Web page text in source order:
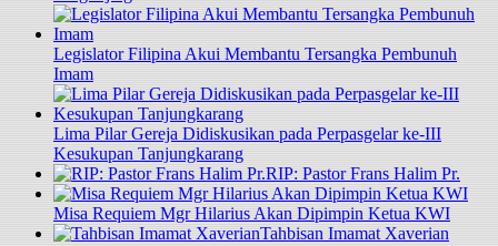
Legislator Filipina Akui Membantu Tersangka Pembunuh
Imam
Lima Pilar Gereja Didiskusikan pada Perpasgelar ke-III
Kesukupan Tanjungkarang
RIP: Pastor Frans Halim Pr.
Misa Requiem Mgr Hilarius Akan Dipimpin Ketua KWI
Tahbisan Imamat Xaverian